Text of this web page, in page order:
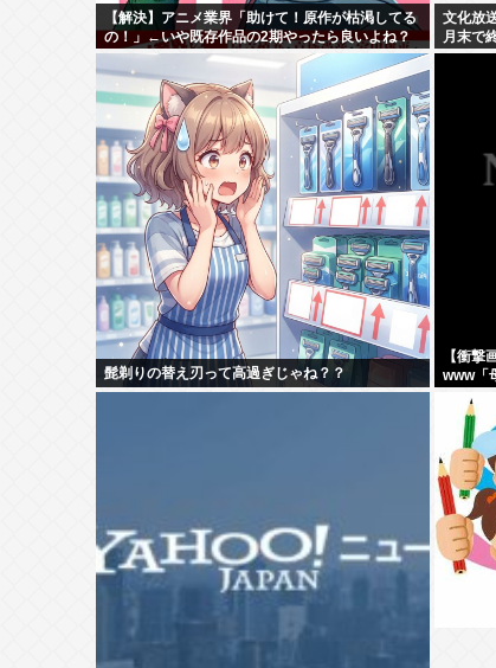
【解決】アニメ業界「助けて！原作が枯渇してる
の！」←いや既存作品の2期やったら良いよね？
文化放
月末で
髭剃りの替え刃って高過ぎじゃね？？
【衝撃
www「